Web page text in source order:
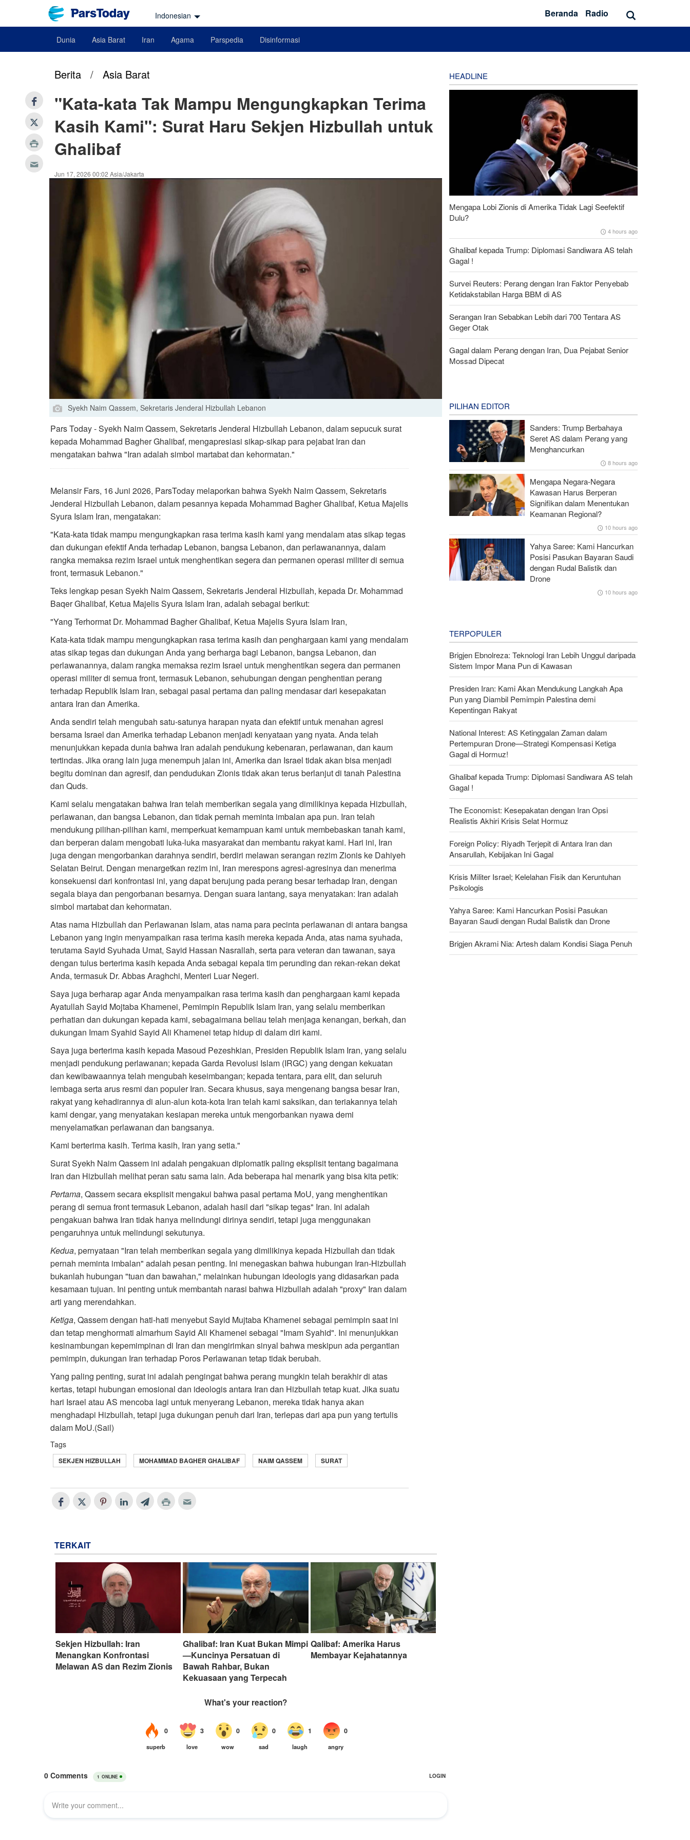
Indonesian Beranda Radio
Dunia Asia Barat Iran Agama Parspedia Disinformasi
Berita / Asia Barat
"Kata-kata Tak Mampu Mengungkapkan Terima
Kasih Kami": Surat Haru Sekjen Hizbullah untuk
Ghalibaf
Jun 17, 2026 00:02 Asia/Jakarta
Syekh Naim Qassem, Sekretaris Jenderal Hizbullah Lebanon
Pars Today - Syekh Naim Qassem, Sekretaris Jenderal Hizbullah Lebanon, dalam sepucuk surat
kepada Mohammad Bagher Ghalibaf, mengapresiasi sikap-sikap para pejabat Iran dan
mengatakan bahwa "Iran adalah simbol martabat dan kehormatan."
Melansir Fars, 16 Juni 2026, ParsToday melaporkan bahwa Syekh Naim Qassem, Sekretaris
Jenderal Hizbullah Lebanon, dalam pesannya kepada Mohammad Bagher Ghalibaf, Ketua Majelis
Syura Islam Iran, mengatakan:
"Kata-kata tidak mampu mengungkapkan rasa terima kasih kami yang mendalam atas sikap tegas
dan dukungan efektif Anda terhadap Lebanon, bangsa Lebanon, dan perlawanannya, dalam
rangka memaksa rezim Israel untuk menghentikan segera dan permanen operasi militer di semua
front, termasuk Lebanon."
Teks lengkap pesan Syekh Naim Qassem, Sekretaris Jenderal Hizbullah, kepada Dr. Mohammad
Baqer Ghalibaf, Ketua Majelis Syura Islam Iran, adalah sebagai berikut:
"Yang Terhormat Dr. Mohammad Bagher Ghalibaf, Ketua Majelis Syura Islam Iran,
Kata-kata tidak mampu mengungkapkan rasa terima kasih dan penghargaan kami yang mendalam
atas sikap tegas dan dukungan Anda yang berharga bagi Lebanon, bangsa Lebanon, dan
perlawanannya, dalam rangka memaksa rezim Israel untuk menghentikan segera dan permanen
operasi militer di semua front, termasuk Lebanon, sehubungan dengan penghentian perang
terhadap Republik Islam Iran, sebagai pasal pertama dan paling mendasar dari kesepakatan
antara Iran dan Amerika.
Anda sendiri telah mengubah satu-satunya harapan nyata dan efektif untuk menahan agresi
bersama Israel dan Amerika terhadap Lebanon menjadi kenyataan yang nyata. Anda telah
menunjukkan kepada dunia bahwa Iran adalah pendukung kebenaran, perlawanan, dan kaum
tertindas. Jika orang lain juga menempuh jalan ini, Amerika dan Israel tidak akan bisa menjadi
begitu dominan dan agresif, dan pendudukan Zionis tidak akan terus berlanjut di tanah Palestina
dan Quds.
Kami selalu mengatakan bahwa Iran telah memberikan segala yang dimilikinya kepada Hizbullah,
perlawanan, dan bangsa Lebanon, dan tidak pernah meminta imbalan apa pun. Iran telah
mendukung pilihan-pilihan kami, memperkuat kemampuan kami untuk membebaskan tanah kami,
dan berperan dalam mengobati luka-luka masyarakat dan membantu rakyat kami. Hari ini, Iran
juga dengan mengorbankan darahnya sendiri, berdiri melawan serangan rezim Zionis ke Dahiyeh
Selatan Beirut. Dengan menargetkan rezim ini, Iran merespons agresi-agresinya dan menerima
konsekuensi dari konfrontasi ini, yang dapat berujung pada perang besar terhadap Iran, dengan
segala biaya dan pengorbanan besarnya. Dengan suara lantang, saya menyatakan: Iran adalah
simbol martabat dan kehormatan.
Atas nama Hizbullah dan Perlawanan Islam, atas nama para pecinta perlawanan di antara bangsa
Lebanon yang ingin menyampaikan rasa terima kasih mereka kepada Anda, atas nama syuhada,
terutama Sayid Syuhada Umat, Sayid Hassan Nasrallah, serta para veteran dan tawanan, saya
dengan tulus berterima kasih kepada Anda sebagai kepala tim perunding dan rekan-rekan dekat
Anda, termasuk Dr. Abbas Araghchi, Menteri Luar Negeri.
Saya juga berharap agar Anda menyampaikan rasa terima kasih dan penghargaan kami kepada
Ayatullah Sayid Mojtaba Khamenei, Pemimpin Republik Islam Iran, yang selalu memberikan
perhatian dan dukungan kepada kami, sebagaimana beliau telah menjaga kenangan, berkah, dan
dukungan Imam Syahid Sayid Ali Khamenei tetap hidup di dalam diri kami.
Saya juga berterima kasih kepada Masoud Pezeshkian, Presiden Republik Islam Iran, yang selalu
menjadi pendukung perlawanan; kepada Garda Revolusi Islam (IRGC) yang dengan kekuatan
dan kewibawaannya telah mengubah keseimbangan; kepada tentara, para elit, dan seluruh
lembaga serta arus resmi dan populer Iran. Secara khusus, saya mengenang bangsa besar Iran,
rakyat yang kehadirannya di alun-alun kota-kota Iran telah kami saksikan, dan teriakannya telah
kami dengar, yang menyatakan kesiapan mereka untuk mengorbankan nyawa demi
menyelamatkan perlawanan dan bangsanya.
Kami berterima kasih. Terima kasih, Iran yang setia."
Surat Syekh Naim Qassem ini adalah pengakuan diplomatik paling eksplisit tentang bagaimana
Iran dan Hizbullah melihat peran satu sama lain. Ada beberapa hal menarik yang bisa kita petik:
Pertama, Qassem secara eksplisit mengakui bahwa pasal pertama MoU, yang menghentikan
perang di semua front termasuk Lebanon, adalah hasil dari "sikap tegas" Iran. Ini adalah
pengakuan bahwa Iran tidak hanya melindungi dirinya sendiri, tetapi juga menggunakan
pengaruhnya untuk melindungi sekutunya.
Kedua, pernyataan "Iran telah memberikan segala yang dimilikinya kepada Hizbullah dan tidak
pernah meminta imbalan" adalah pesan penting. Ini menegaskan bahwa hubungan Iran-Hizbullah
bukanlah hubungan "tuan dan bawahan," melainkan hubungan ideologis yang didasarkan pada
kesamaan tujuan. Ini penting untuk membantah narasi bahwa Hizbullah adalah "proxy" Iran dalam
arti yang merendahkan.
Ketiga, Qassem dengan hati-hati menyebut Sayid Mujtaba Khamenei sebagai pemimpin saat ini
dan tetap menghormati almarhum Sayid Ali Khamenei sebagai "Imam Syahid". Ini menunjukkan
kesinambungan kepemimpinan di Iran dan mengirimkan sinyal bahwa meskipun ada pergantian
pemimpin, dukungan Iran terhadap Poros Perlawanan tetap tidak berubah.
Yang paling penting, surat ini adalah pengingat bahwa perang mungkin telah berakhir di atas
kertas, tetapi hubungan emosional dan ideologis antara Iran dan Hizbullah tetap kuat. Jika suatu
hari Israel atau AS mencoba lagi untuk menyerang Lebanon, mereka tidak hanya akan
menghadapi Hizbullah, tetapi juga dukungan penuh dari Iran, terlepas dari apa pun yang tertulis
dalam MoU.(Sail)
Tags
SEKJEN HIZBULLAH MOHAMMAD BAGHER GHALIBAF NAIM QASSEM SURAT
TERKAIT
Sekjen Hizbullah: Iran
Menangkan Konfrontasi
Melawan AS dan Rezim Zionis
Ghalibaf: Iran Kuat Bukan Mimpi
—Kuncinya Persatuan di
Bawah Rahbar, Bukan
Kekuasaan yang Terpecah
Qalibaf: Amerika Harus
Membayar Kejahatannya
HEADLINE
Mengapa Lobi Zionis di Amerika Tidak Lagi Seefektif
Dulu?
4 hours ago
Ghalibaf kepada Trump: Diplomasi Sandiwara AS telah
Gagal !
Survei Reuters: Perang dengan Iran Faktor Penyebab
Ketidakstabilan Harga BBM di AS
Serangan Iran Sebabkan Lebih dari 700 Tentara AS
Geger Otak
Gagal dalam Perang dengan Iran, Dua Pejabat Senior
Mossad Dipecat
PILIHAN EDITOR
Sanders: Trump Berbahaya
Seret AS dalam Perang yang
Menghancurkan
8 hours ago
Mengapa Negara-Negara
Kawasan Harus Berperan
Signifikan dalam Menentukan
Keamanan Regional?
10 hours ago
Yahya Saree: Kami Hancurkan
Posisi Pasukan Bayaran Saudi
dengan Rudal Balistik dan
Drone
10 hours ago
TERPOPULER
Brigjen Ebnolreza: Teknologi Iran Lebih Unggul daripada
Sistem Impor Mana Pun di Kawasan
Presiden Iran: Kami Akan Mendukung Langkah Apa
Pun yang Diambil Pemimpin Palestina demi
Kepentingan Rakyat
National Interest: AS Ketinggalan Zaman dalam
Pertempuran Drone—Strategi Kompensasi Ketiga
Gagal di Hormuz!
Ghalibaf kepada Trump: Diplomasi Sandiwara AS telah
Gagal !
The Economist: Kesepakatan dengan Iran Opsi
Realistis Akhiri Krisis Selat Hormuz
Foreign Policy: Riyadh Terjepit di Antara Iran dan
Ansarullah, Kebijakan Ini Gagal
Krisis Militer Israel; Kelelahan Fisik dan Keruntuhan
Psikologis
Yahya Saree: Kami Hancurkan Posisi Pasukan
Bayaran Saudi dengan Rudal Balistik dan Drone
Brigjen Akrami Nia: Artesh dalam Kondisi Siaga Penuh